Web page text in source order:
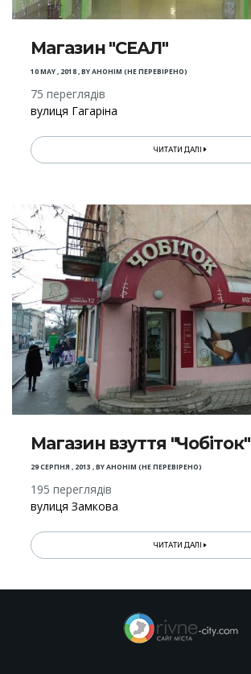
Магазин "СЕАЛ"
10 MAY , 2018,BYАНОНІМ (НЕ ПЕРЕВІРЕНО)
75 переглядів
вулиця Гагаріна
ЧИТАТИ ДАЛІ
Магазин взуття "Чобіток"
29 СЕРПНЯ , 2013 ,BYАНОНІМ (НЕ ПЕРЕВІРЕНО)
195 переглядів
вулиця Замкова
ЧИТАТИ ДАЛІ